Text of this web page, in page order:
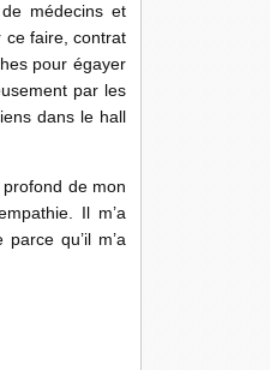
médecins et
ce faire, contrat
pour égayer
par les
dans le hall
de mon
Il m’a
qu’il m’a